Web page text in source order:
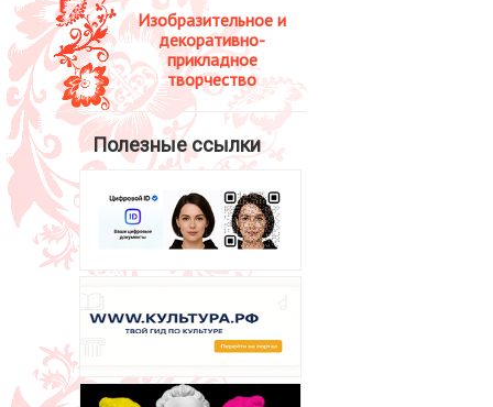
Изобразительное и
декоративно-
прикладное
творчество
Полезные ссылки